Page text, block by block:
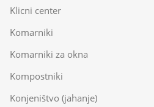
Klicni center
Komarniki
Komarniki za okna
Kompostniki
Konjeništvo (jahanje)